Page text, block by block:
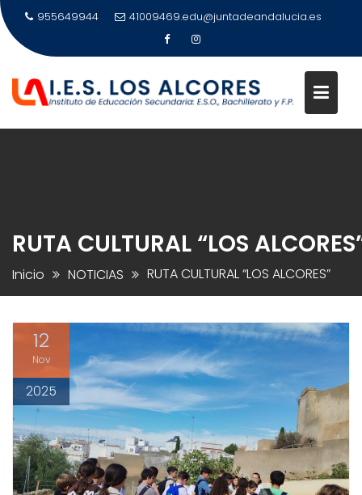
Saltar
al
contenido
955649944 41009469.edu@juntadeandalucia.es
RUTA CULTURAL “LOS
Inicio NOTICIAS RUTA CULTURAL “LOS ALCORES”
12
Nov
2025